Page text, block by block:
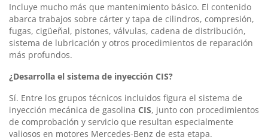
Incluye mucho más que mantenimiento básico. El contenido
abarca trabajos sobre cárter y tapa de cilindros, compresión,
fugas, cigüeñal, pistones, válvulas, cadena de distribución,
sistema de lubricación y otros procedimientos de reparación
más profundos.
¿Desarrolla el sistema de inyección CIS?
Sí. Entre los grupos técnicos incluidos figura el sistema de
inyección mecánica de gasolina CIS, junto con procedimientos
de comprobación y servicio que resultan especialmente
valiosos en motores Mercedes-Benz de esta etapa.